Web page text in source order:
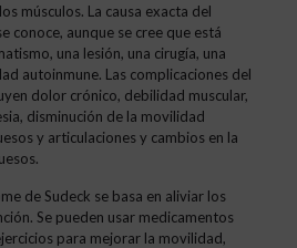
músculos. La causa exacta del
conoce, aunque se cree que está
una lesión, una cirugía, una
autoinmune. Las complicaciones del
dolor crónico, debilidad muscular,
disminución de la movilidad
y articulaciones y cambios en la
de Sudeck se basa en aliviar los
Se pueden usar medicamentos
para mejorar la movilidad,